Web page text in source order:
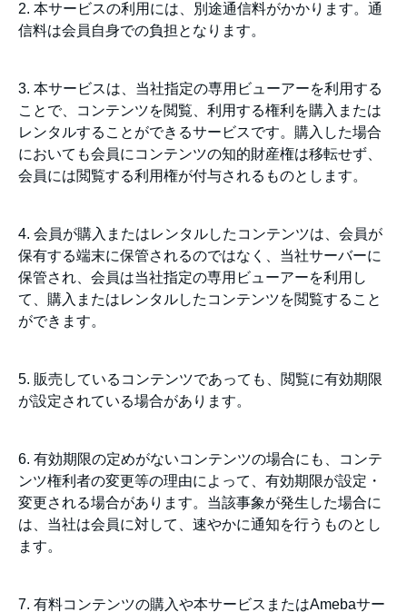
2. 本サービスの利用には、別途通信料がかかります。通
信料は会員自身での負担となります。
3. 本サービスは、当社指定の専用ビューアーを利用する
ことで、コンテンツを閲覧、利用する権利を購入または
レンタルすることができるサービスです。購入した場合
においても会員にコンテンツの知的財産権は移転せず、
会員には閲覧する利用権が付与されるものとします。
4. 会員が購入またはレンタルしたコンテンツは、会員が
保有する端末に保管されるのではなく、当社サーバーに
保管され、会員は当社指定の専用ビューアーを利用し
て、購入またはレンタルしたコンテンツを閲覧すること
ができます。
5. 販売しているコンテンツであっても、閲覧に有効期限
が設定されている場合があります。
6. 有効期限の定めがないコンテンツの場合にも、コンテ
ンツ権利者の変更等の理由によって、有効期限が設定・
変更される場合があります。当該事象が発生した場合に
は、当社は会員に対して、速やかに通知を行うものとし
ます。
7. 有料コンテンツの購入や本サービスまたはAmebaサー